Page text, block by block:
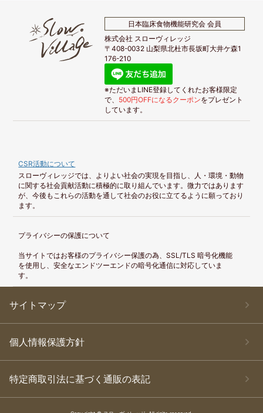
日本臨床食物機能研究会 会員
株式会社 スローヴィレッジ
〒408-0032 山梨県北杜市長坂町大井ケ森1
176-210
※ただいまLINE登録してくれたお客様限定
で、 500円OFFになるクーポンをプレゼント
しています。
CSR活動について
スローヴィレッジでは、よりよい社会の実現を目指し、人・環境・動物
に関する社会貢献活動に積極的に取り組んでいます。微力ではあります
が、今後もこれらの活動を通して社会のお役に立てるように願っており
ます。
プライバシーの保護について
当サイトではお客様のプライバシー保護の為、SSL/TLS 暗号化機能
を使用し、安全なエンドツーエンドの暗号化通信に対応していま
す。
サイトマップ
個人情報保護方針
特定商取引法に基づく通販の表記